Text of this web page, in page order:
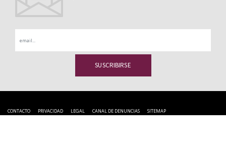
CONTACTO PRIVACIDAD LEGAL CANAL DE DENUNCIAS SITEMAP